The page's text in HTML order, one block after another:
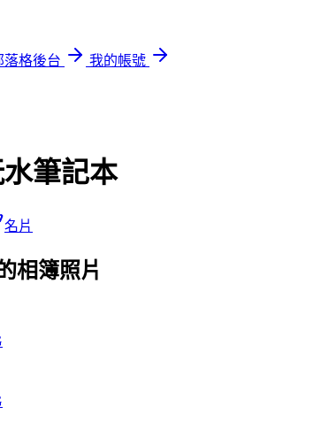
落格後台
我的帳號
筆記本
名片
相簿照片